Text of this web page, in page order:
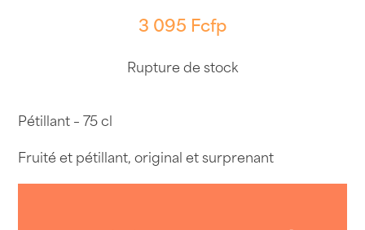
3 095 Fcfp
Rupture de stock
Pétillant – 75 cl
Fruité et pétillant, original et surprenant